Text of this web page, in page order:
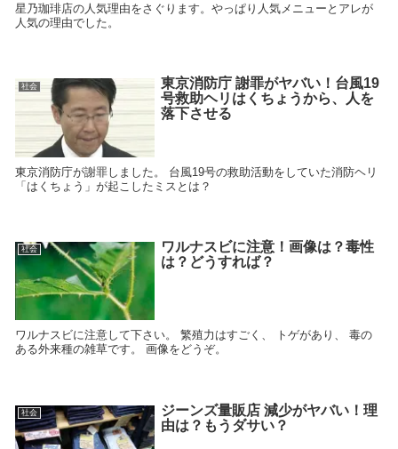
星乃珈琲店の人気理由をさぐります。やっぱり人気メニューとアレが
人気の理由でした。
社会
東京消防庁 謝罪がヤバい！台風19
号救助ヘリはくちょうから、人を
落下させる
東京消防庁が謝罪しました。 台風19号の救助活動をしていた消防ヘリ
「はくちょう」が起こしたミスとは？
社会
ワルナスビに注意！画像は？毒性
は？どうすれば？
ワルナスビに注意して下さい。 繁殖力はすごく、 トゲがあり、 毒の
ある外来種の雑草です。 画像をどうぞ。
社会
ジーンズ量販店 減少がヤバい！理
由は？もうダサい？